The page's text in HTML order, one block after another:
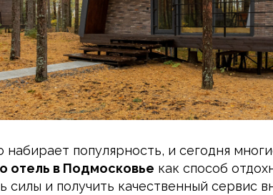
популярность, и сегодня
отель в Подмосковье как способ
силы и получить качественный сервис